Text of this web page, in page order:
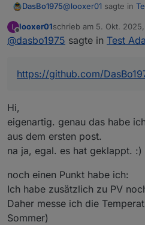
DasBo1975@looxer01 sagte in
Hi,
freut mich, dass du
Konzept – auch
ist, was du
Automatische,
Pumpensteuerung
Solarsteuerung
Grenzen)
Frostschutz,
L
Offline
looxer01schrieb am 5. Okt.
zuletzt editiert von
@dasbo1975 sagte in Test
https://github.com/
Hi,
eigenartig. genau das habe
aus dem ersten post.
na ja, egal. es hat geklappt. :)
noch einen Punkt habe ich:
Ich habe zusätzlich zu PV
Daher messe ich die
Sommer)